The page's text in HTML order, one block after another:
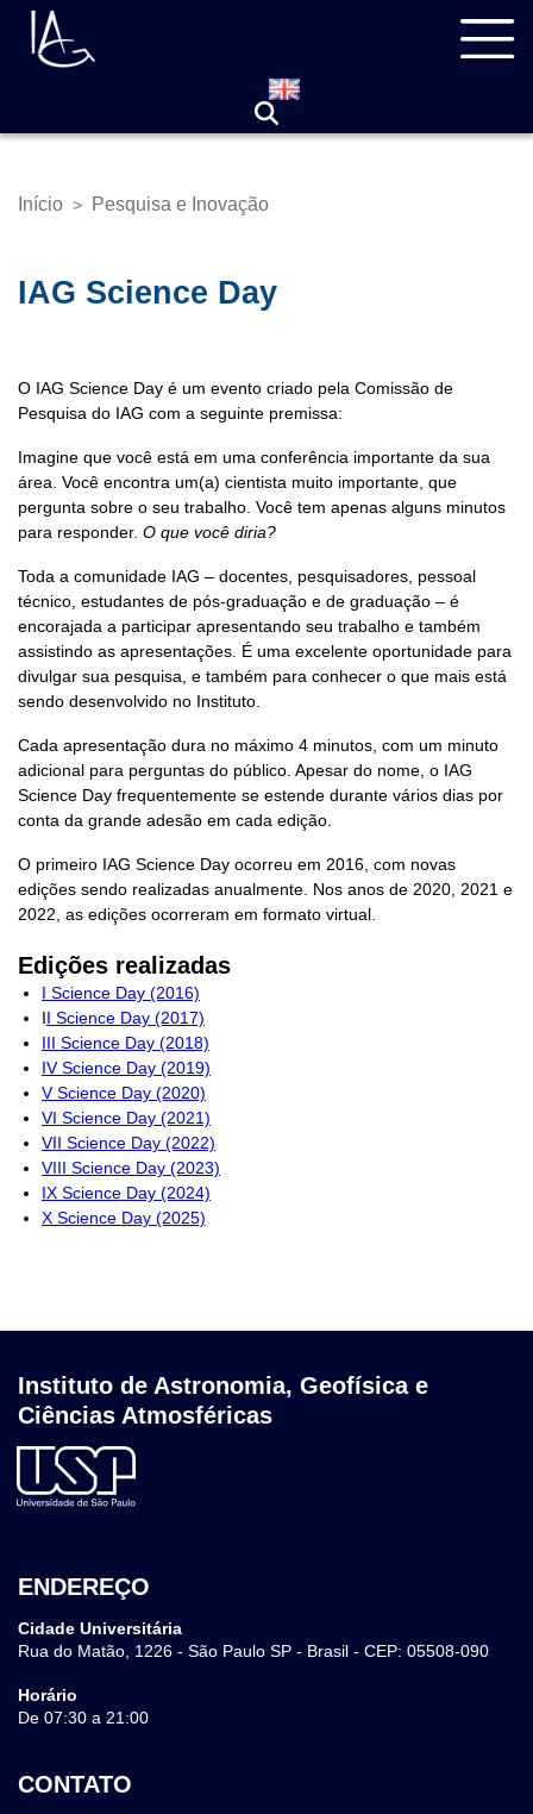
Pular
para
Trilha
Início > Pesquisa e Inovação
IAG Science Day
O IAG Science Day é um evento criado pela Comissão de
Pesquisa do IAG com a seguinte premissa:
Imagine que você está em uma conferência importante da sua
área. Você encontra um(a) cientista muito importante, que
pergunta sobre o seu trabalho. Você tem apenas alguns minutos
para responder. O que você diria?
Toda a comunidade IAG – docentes, pesquisadores, pessoal
técnico, estudantes de pós-graduação e de graduação – é
encorajada a participar apresentando seu trabalho e também
assistindo as apresentações. É uma excelente oportunidade para
divulgar sua pesquisa, e também para conhecer o que mais está
sendo desenvolvido no Instituto.
Cada apresentação dura no máximo 4 minutos, com um minuto
adicional para perguntas do público. Apesar do nome, o IAG
Science Day frequentemente se estende durante vários dias por
conta da grande adesão em cada edição.
O primeiro IAG Science Day ocorreu em 2016, com novas
edições sendo realizadas anualmente. Nos anos de 2020, 2021 e
2022, as edições ocorreram em formato virtual.
Edições realizadas
I Science Day (2016)
II Science Day (2017)
III Science Day (2018)
IV Science Day (2019)
V Science Day (2020)
VI Science Day (2021)
VII Science Day (2022)
VIII Science Day (2023)
IX Science Day (2024)
X Science Day (2025)
Instituto de Astronomia, Geofísica e
Ciências Atmosféricas
ENDEREÇO
Cidade Universitária
Rua do Matão, 1226 - São Paulo SP - Brasil - CEP: 05508-090
Horário
De 07:30 a 21:00
CONTATO